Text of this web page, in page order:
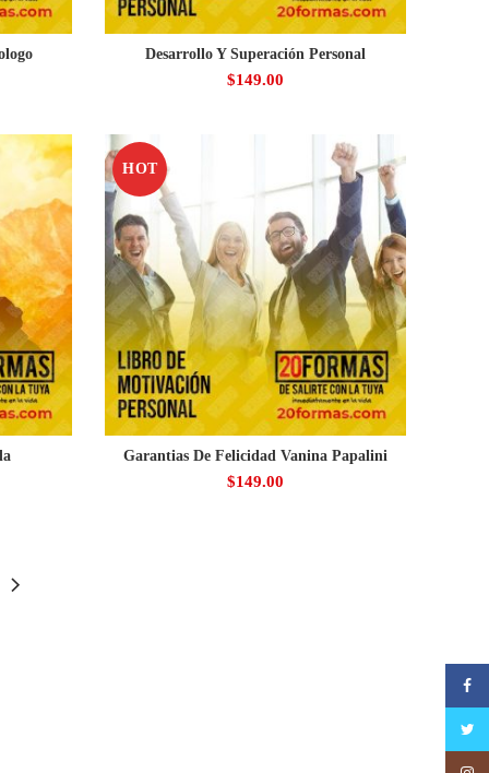
Desarrollo Y Superación Personal
$149.00
HOT
Garantias De Felicidad Vanina Papalini
$149.00